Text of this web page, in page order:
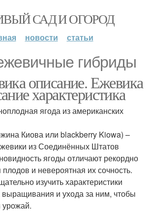
САД И ОГОРОД
новости статьи
гибриды
описание. Ежевика
характеристика
ягода из американских
Киова или blackberry Kiowa) –
из Соединённых Штатов
ягоды отличают рекордно
и невероятная их сочность.
изучить характеристики
выращивания и ухода за ним, чтобы
урожай.